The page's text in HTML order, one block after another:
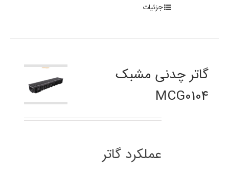
جزئیات
گاتر چدنی مشبک
MCG0104
عملکرد گاتر